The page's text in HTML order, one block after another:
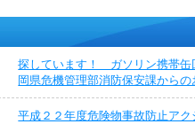
探しています！ ガソリン携帯缶
岡県危機管理部消防保安課から
平成２２年度危険物事故防止ア